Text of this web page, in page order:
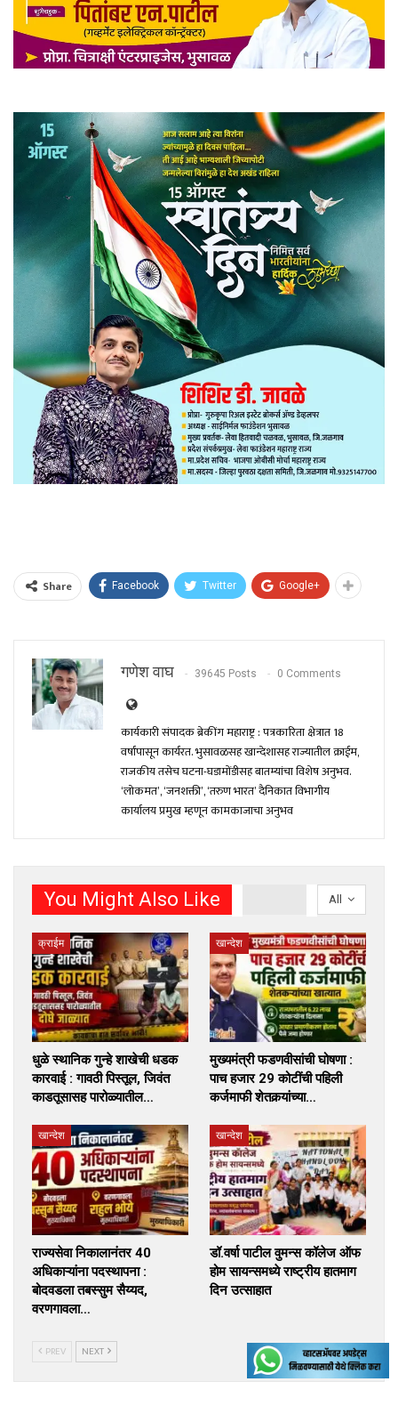
Share Facebook Twitter Google+
गणेश वाघ 39645 Posts 0 Comments
कार्यकारी संपादक ब्रेकींग महाराष्ट्र : पत्रकारिता क्षेत्रात 18
वर्षांपासून कार्यरत. भुसावळसह खान्देशासह राज्यातील क्राईम,
राजकीय तसेच घटना-घडामोंडीसह बातम्यांचा विशेष अनुभव.
‘लोकमत’, ‘जनशक्ती’, ‘तरुण भारत’ दैनिकात विभागीय
कार्यालय प्रमुख म्हणून कामकाजाचा अनुभव
All
You Might Also Like
क्राईम
धुळे स्थानिक गुन्हे शाखेची धडक
कारवाई : गावठी पिस्तूल, जिवंत
काडतूसासह पारोळ्यातील…
खान्देश
मुख्यमंत्री फडणवीसांची घोषणा :
पाच हजार 29 कोटींची पहिली
कर्जमाफी शेतकर्‍यांच्या…
खान्देश
राज्यसेवा निकालानंतर 40
अधिकाऱ्यांना पदस्थापना :
बोदवडला तबस्सुम सैय्यद,
वरणगावला…
खान्देश
डॉ.वर्षा पाटील वुमन्स कॉलेज ऑफ
होम सायन्समध्ये राष्ट्रीय हातमाग
दिन उत्साहात
PREV NEXT